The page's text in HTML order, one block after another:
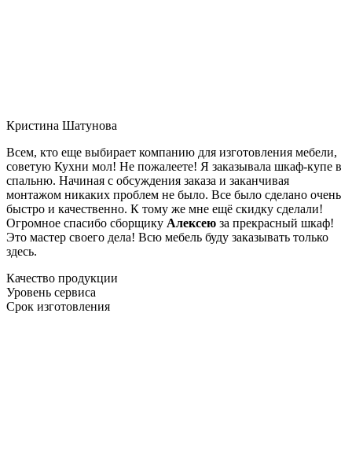
Кристина Шатунова
Всем, кто еще выбирает компанию для изготовления мебели,
советую Кухни мол! Не пожалеете! Я заказывала шкаф-купе в
спальню. Начиная с обсуждения заказа и заканчивая
монтажом никаких проблем не было. Все было сделано очень
быстро и качественно. К тому же мне ещё скидку сделали!
Огромное спасибо сборщику Алексею за прекрасный шкаф!
Это мастер своего дела! Всю мебель буду заказывать только
здесь.
Качество продукции
Уровень сервиса
Срок изготовления